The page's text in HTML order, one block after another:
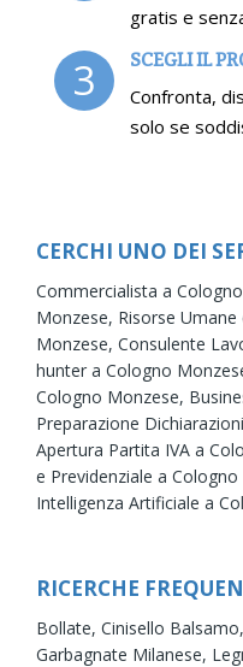
gratis e
3 SCEGLI IL
Confronta,
solo se
CERCHI UNO DEI
Commercialista a
Monzese, Risorse
Monzese, Consulente
hunter a Cologno
Cologno Monzese,
Preparazione
Apertura Partita IVA a
e Previdenziale a
Intelligenza Artificiale a
RICERCHE
Bollate, Cinisello Balsamo,
Garbagnate Milanese,